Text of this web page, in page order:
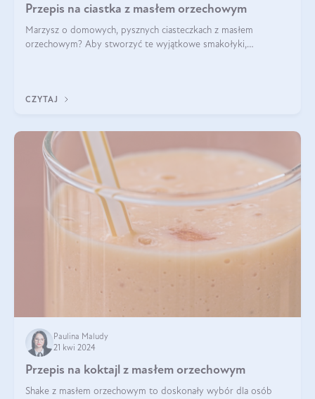
Przepis na ciastka z masłem orzechowym
Marzysz o domowych, pysznych ciasteczkach z masłem
orzechowym? Aby stworzyć te wyjątkowe smakołyki,
CZYTAJ
Paulina Maludy
21 kwi 2024
Przepis na koktajl z masłem orzechowym
Shake z masłem orzechowym to doskonały wybór dla osób